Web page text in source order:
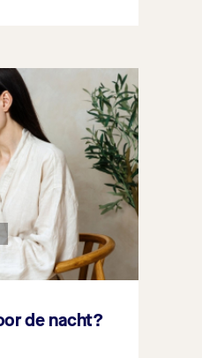
de nacht?